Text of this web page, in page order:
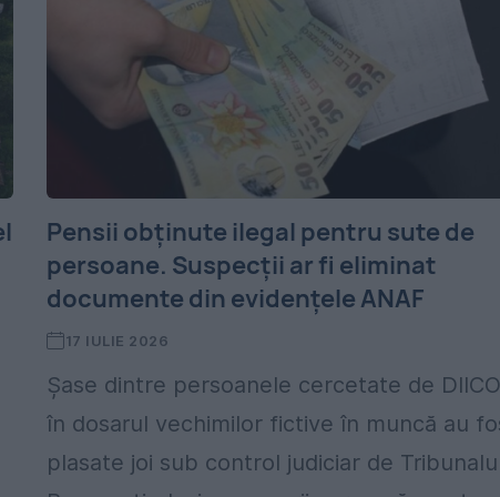
Pensii obținute ilegal pentru sute de
persoane. Suspecții ar fi eliminat
documente din evidențele ANAF
17 IULIE 2026
Șase dintre persoanele cercetate de
în dosarul vechimilor fictive în muncă au
plasate joi sub control judiciar de